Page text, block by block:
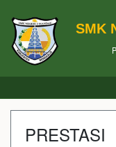
SMK
PRESTASI